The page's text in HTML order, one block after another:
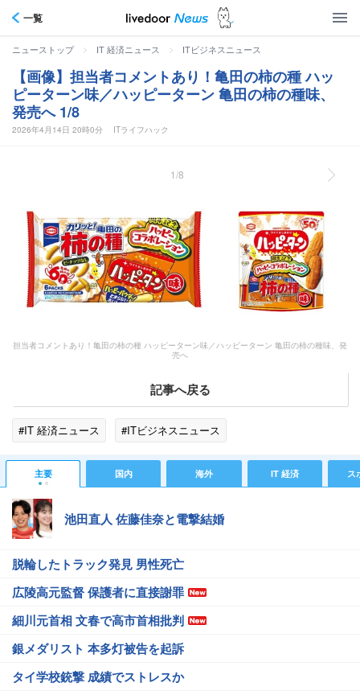
一覧
ニューストップ > IT 経済ニュース > ITビジネスニュース
【画像】担当者コメントあり！亀田の柿の種 ハッ
ピーターン味／ハッピーターン 亀田の柿の種味、
発売へ 1/8
2026年4月14日 20時0分 ITライフハック
1/8
担当者コメントあり！亀田の柿の種 ハッピーターン味／ハッピーターン 亀田の柿の種味、発
売へ
記事へ戻る
#IT 経済ニュース #ITビジネスニュース
主要 国内 海外 IT 経済 ス
池田直人 佐藤佳奈と電撃結婚
脱輪したトラック発見 男性死亡
広陵高元監督 保護者に直接謝罪
細川元首相 文春で高市首相批判
銀メダリスト 本多灯被告を起訴
タイ学校銃撃 成績でストレスか